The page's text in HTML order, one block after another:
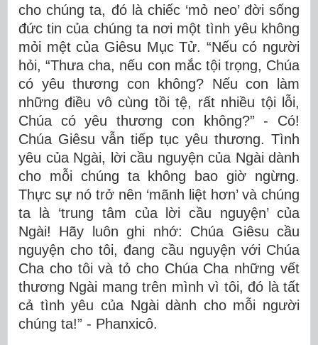
cho chúng ta, đó là chiếc ‘mỏ neo’ đời sống
đức tin của chúng ta nơi một tình yêu không
mỏi mệt của Giêsu Mục Tử. “Nếu có người
hỏi, “Thưa cha, nếu con mắc tội trọng, Chúa
có yêu thương con không? Nếu con làm
những điều vô cùng tồi tệ, rất nhiều tội lỗi,
Chúa có yêu thương con không?” - Có!
Chúa Giêsu vẫn tiếp tục yêu thương. Tình
yêu của Ngài, lời cầu nguyện của Ngài dành
cho mỗi chúng ta không bao giờ ngừng.
Thực sự nó trở nên ‘mãnh liệt hơn’ và chúng
ta là ‘trung tâm của lời cầu nguyện’ của
Ngài! Hãy luôn ghi nhớ: Chúa Giêsu cầu
nguyện cho tôi, đang cầu nguyện với Chúa
Cha cho tôi và tỏ cho Chúa Cha những vết
thương Ngài mang trên mình vì tôi, đó là tất
cả tình yêu của Ngài dành cho mỗi người
chúng ta!” - Phanxicô.